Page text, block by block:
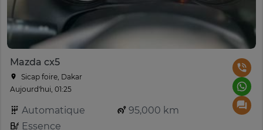
Mazda cx5
Sicap foire, Dakar
Aujourd'hui, 01:25
Automatique
95,000 km
Essence